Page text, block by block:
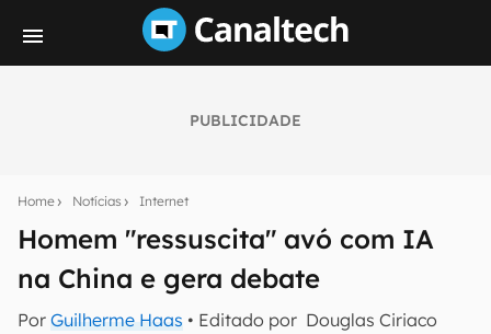
PUBLICIDADE
Home Notícias Internet
Homem "ressuscita" avó com IA
na China e gera debate
Por Guilherme Haas • Editado por Douglas Ciriaco
notícias e reviews sobre tecnologia em primeira
E-mail